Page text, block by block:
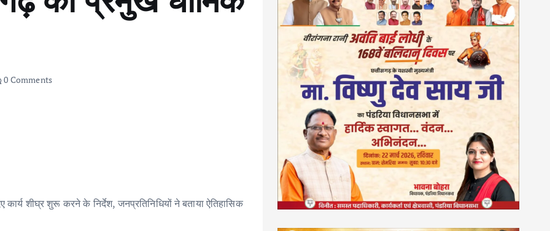
0 Comments
शीघ्र शुरू करने के निर्देश, जनप्रतिनिधियों ने बताया ऐतिहासिक